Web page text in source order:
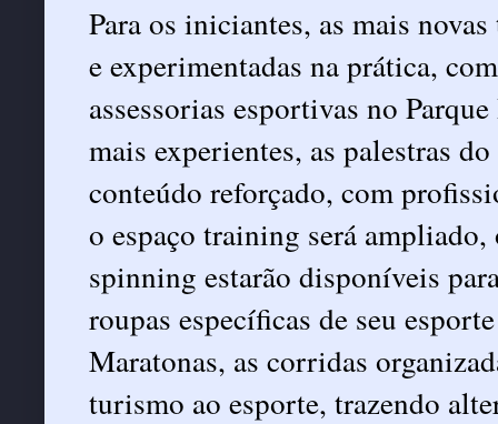
Para os iniciantes, as mais
e experimentadas na prática,
assessorias esportivas no
mais experientes, as palestras
conteúdo reforçado, com
o espaço training será
spinning estarão disponíveis
roupas específicas de seu
Maratonas, as corridas
turismo ao esporte, trazendo